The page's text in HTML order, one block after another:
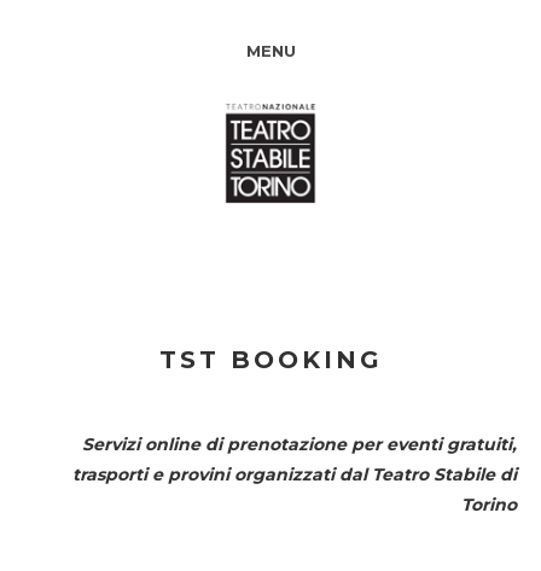
MENU
TST BOOKING
Servizi online di prenotazione per eventi gratuiti,
trasporti e provini organizzati dal Teatro Stabile di
Torino